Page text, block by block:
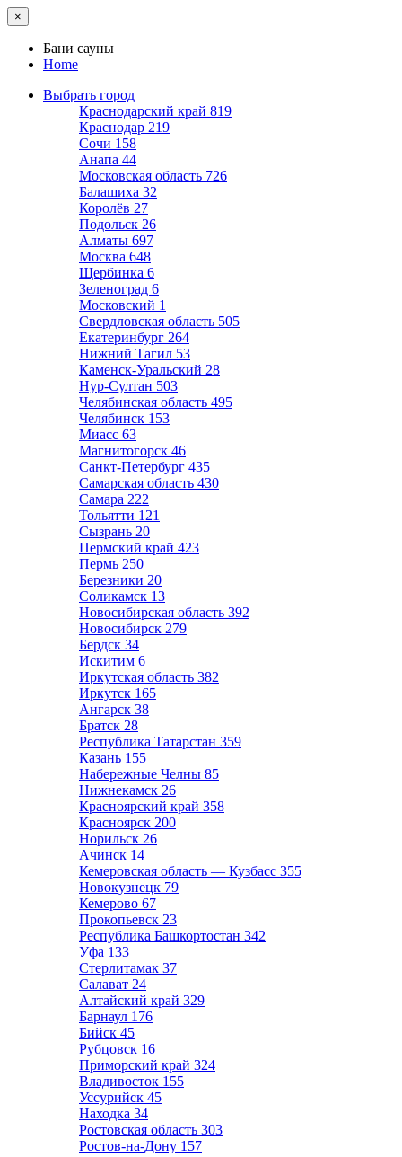
×
Бани сауны
Home
Выбрать город
Краснодарский край 819
Краснодар 219
Сочи 158
Анапа 44
Московская область 726
Балашиха 32
Королёв 27
Подольск 26
Алматы 697
Москва 648
Щербинка 6
Зеленоград 6
Московский 1
Свердловская область 505
Екатеринбург 264
Нижний Тагил 53
Каменск-Уральский 28
Нур-Султан 503
Челябинская область 495
Челябинск 153
Миасс 63
Магнитогорск 46
Санкт-Петербург 435
Самарская область 430
Самара 222
Тольятти 121
Сызрань 20
Пермский край 423
Пермь 250
Березники 20
Соликамск 13
Новосибирская область 392
Новосибирск 279
Бердск 34
Искитим 6
Иркутская область 382
Иркутск 165
Ангарск 38
Братск 28
Республика Татарстан 359
Казань 155
Набережные Челны 85
Нижнекамск 26
Красноярский край 358
Красноярск 200
Норильск 26
Ачинск 14
Кемеровская область — Кузбасс 355
Новокузнецк 79
Кемерово 67
Прокопьевск 23
Республика Башкортостан 342
Уфа 133
Стерлитамак 37
Салават 24
Алтайский край 329
Барнаул 176
Бийск 45
Рубцовск 16
Приморский край 324
Владивосток 155
Уссурийск 45
Находка 34
Ростовская область 303
Ростов-на-Дону 157